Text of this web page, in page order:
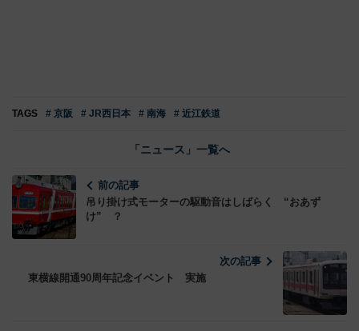
TAGS # 京阪 # JR西日本 # 南海 # 近江鉄道
「ニュース」一覧へ
前の記事
吊り掛け式モーターの駆動音はしばらく “おあず
け” ？
次の記事
東横線開通90周年記念イベント 実施